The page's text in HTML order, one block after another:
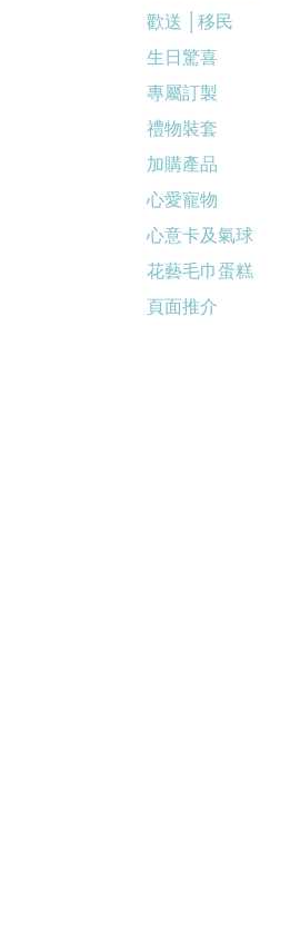
歡送 │移民
生日驚喜
專屬訂製
禮物裝套
加購產品
心愛寵物
心意卡及氣球
花藝毛巾蛋糕
頁面推介